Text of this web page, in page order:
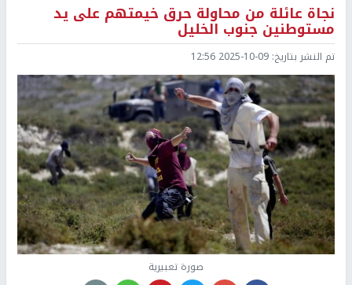
نجاة عائلة من محاولة حرق خيمتهم على يد
مستوطنين جنوب الخليل
تم النشر بتاريخ: 2025-10-09 12:56
صورة تعبيرية